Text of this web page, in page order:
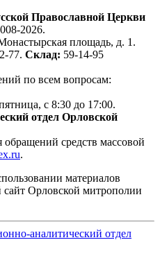
Православной Церкви
2026.
площадь, д. 1.
77. Склад: 59-14-95
по всем вопросам:
с 8:30 до 17:00.
отдел Орловской
обращений средств массовой
.
материалов
Орловской митрополии
аналитический отдел